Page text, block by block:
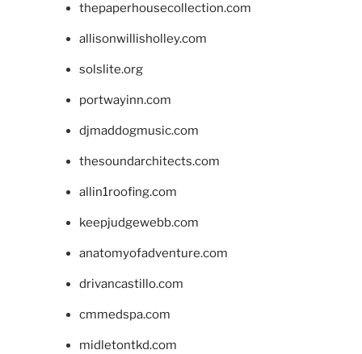
thepaperhousecollection.com
allisonwillisholley.com
solslite.org
portwayinn.com
djmaddogmusic.com
thesoundarchitects.com
allin1roofing.com
keepjudgewebb.com
anatomyofadventure.com
drivancastillo.com
cmmedspa.com
midletontkd.com